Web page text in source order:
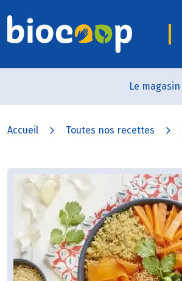
Le magasin
Accueil Toutes nos recettes